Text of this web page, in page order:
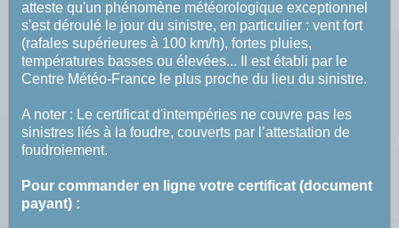
atteste qu'un phénomène météorologique exceptionnel
s'est déroulé le jour du sinistre, en particulier : vent fort
(rafales supérieures à 100 km/h), fortes pluies,
températures basses ou élevées... Il est établi par le
Centre Météo-France le plus proche du lieu du sinistre.
A noter : Le certificat d'intempéries ne couvre pas les
sinistres liés à la foudre, couverts par l’attestation de
foudroiement.
Pour commander en ligne votre certificat (document
payant) :